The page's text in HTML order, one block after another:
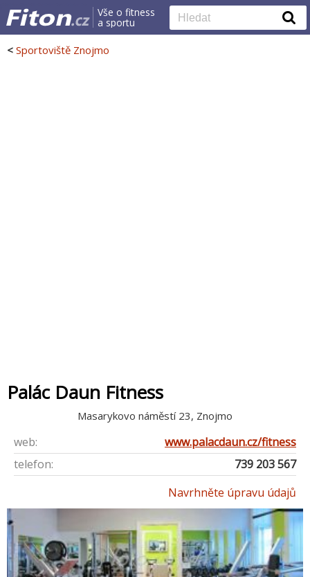
Vše o fitness
a sportu
< Sportoviště Znojmo
Palác Daun Fitness
Masarykovo náměstí 23, Znojmo
web:
www.palacdaun.cz/fitness
telefon:
739 203 567
Navrhněte úpravu údajů